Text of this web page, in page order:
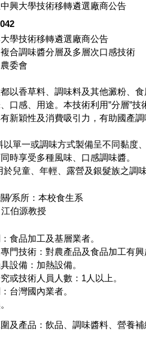
興大學技術移轉遴選廠商公告
學技術移轉遴選廠商公告
合調味醬分層及多層次口感技術
委會
以香草料、調味料及其他澱粉、
口感、用途。本技術利用”分層”
新穎性及消費吸引力，有助國產調
以單一或調味方式製備呈不同黏度
時享受多種風味、口感調味醬。
於兒童、年輕、露營及銀髮族之調
∕系所：本校食生系
伯源教授
食品加工及基層業者。
專門技術：對農產品及食品加工有興
設備：加熱設備。
或技術人員人數：1人以上。
台灣國內業者。
及產品：飲品、調味醬料、營養補